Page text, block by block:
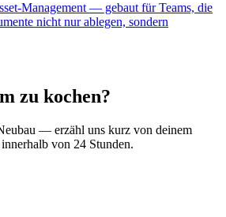
Management — gebaut für Teams, die
nicht nur ablegen, sondern
zu kochen?
— erzähl uns kurz von deinem
von 24 Stunden.